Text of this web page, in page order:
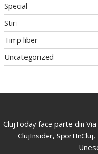
Special
Stiri
Timp liber
Uncategorized
ClujToday face parte din
ClujInsider,